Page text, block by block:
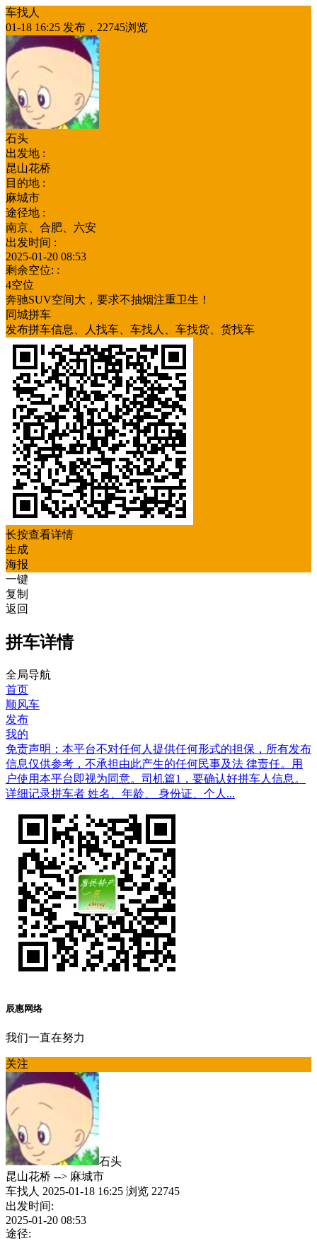
车找人
01-18 16:25 发布，22745浏览
石头
出发地 :
昆山花桥
目的地 :
麻城市
途径地 :
南京、合肥、六安
出发时间 :
2025-01-20 08:53
剩余空位: :
4空位
奔驰SUV空间大，要求不抽烟注重卫生！
同城拼车
发布拼车信息、人找车、车找人、车找货、货找车
长按查看详情
生成
海报
一键
复制
返回
拼车详情
全局导航
首页
顺风车
发布
我的
免责声明：本平台不对任何人提供任何形式的担保，所有发布
信息仅供参考，不承担由此产生的任何民事及法 律责任。用
户使用本平台即视为同意。司机篇1，要确认好拼车人信息。
详细记录拼车者 姓名、年龄、 身份证、个人...
辰惠网络
我们一直在努力
关注
石头
昆山花桥 --> 麻城市
车找人 2025-01-18 16:25 浏览 22745
出发时间:
2025-01-20 08:53
途径: